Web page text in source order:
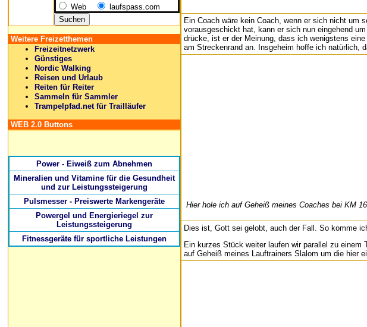
Web laufspass.com
Weitere Freizetthemen
Freizeitnetzwerk
Günstiges
Nordic Walking
Reisen und Urlaub
Reiten für Reiter
Sammeln für Sammler
Trampelpfad.net für Trailläufer
WEB 2.0 Buttons
Power - Eiweiß zum Abnehmen
Mineralien und Vitamine für die Gesundheit
und zur Leistungssteigerung
Pulsmesser - Preiswerte Markengeräte
Powergel und Energieriegel zur
Leistungssteigerung
Fitnessgeräte für sportliche Leistungen
Ein Coach wäre kein Coach, wenn er sich nicht um
vorausgeschickt hat, kann er sich nun eingehend
drücke, ist er der Meinung, dass ich wenigstens
am Streckenrand an. Insgeheim hoffe ich natürlich,
Hier hole ich auf Geheiß meines Coaches bei KM
Dies ist, Gott sei gelobt, auch der Fall. So komme
Ein kurzes Stück weiter laufen wir parallel zu
auf Geheiß meines Lauftrainers Slalom um die hier